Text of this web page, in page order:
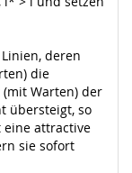
deren
die
Warten) der
übersteigt, so
eine attractive
sie sofort